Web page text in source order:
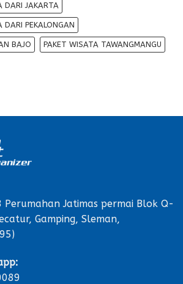
DARI JAKARTA
DARI PEKALONGAN
BAJO PAKET WISATA TAWANGMANGU
Perumahan Jatimas permai Blok Q-
Gamping, Sleman,